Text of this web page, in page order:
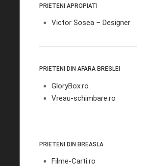
PRIETENI APROPIATI
Victor Sosea – Designer
PRIETENI DIN AFARA BRESLEI
GloryBox.ro
Vreau-schimbare.ro
PRIETENI DIN BREASLA
Filme-Carti.ro